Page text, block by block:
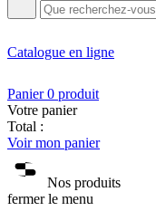
Catalogue en ligne
Panier 0 produit
Votre panier
Total :
Voir mon panier
Nos produits
fermer le menu